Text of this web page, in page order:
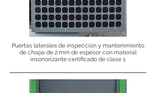
Puertas laterales de inspección y mantenimiento
de chapa de 2 mm de espesor con material
insonorizante certificado de clase 1.